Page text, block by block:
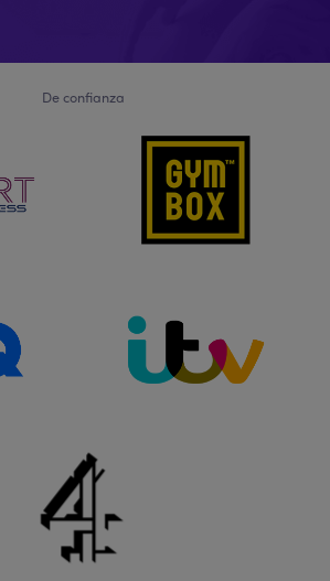
De confianza